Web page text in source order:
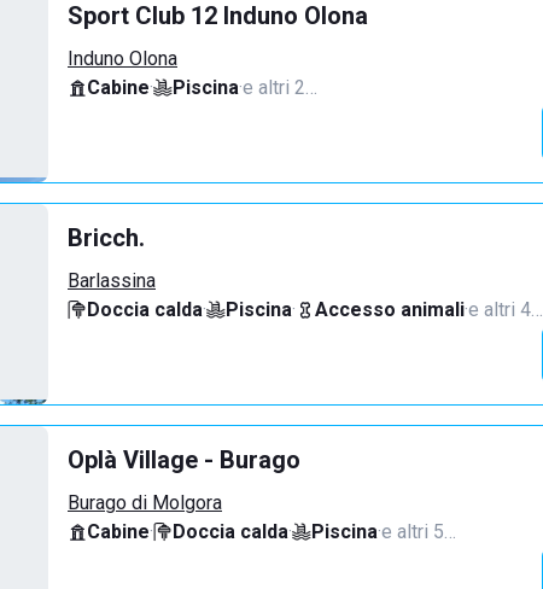
Sport Club 12 Induno Olona
Induno Olona
Cabine· Piscina·e altri 2…
Bricch.
Barlassina
Doccia calda· Piscina· Accesso animali·e altri 4…
Oplà Village - Burago
Burago di Molgora
Cabine· Doccia calda· Piscina·e altri 5…